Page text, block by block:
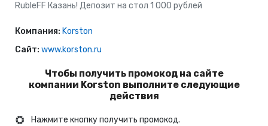
RubleFF Казань! Депозит на стол 1 000 рублей
Компания: Korston
Сайт: www.korston.ru
Чтобы получить промокод на сайте
компании Korston выполните следующие
действия
Нажмите кнопку получить промокод.